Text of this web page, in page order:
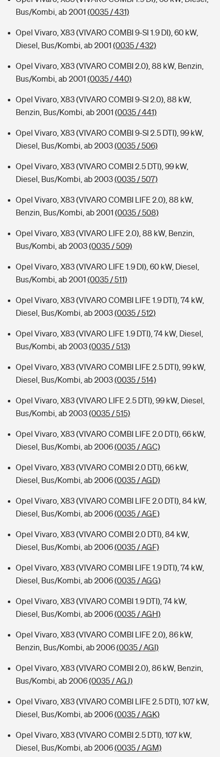
Kinderunfall-Check: Mehr Sicherheit für deine Kids
Typklassen: So ist Ihr Auto eingestuft
Sie haben Fragen?
Bus/Kombi, ab 2001 (0035 / 431)
Opel Vivaro, X83 (VIVARO COMBI 9-SI 1.9 DI), 60 kW,
Diesel, Bus/Kombi, ab 2001 (0035 / 432)
Opel Vivaro, X83 (VIVARO COMBI 2.0), 88 kW, Benzin,
Bus/Kombi, ab 2001 (0035 / 440)
Opel Vivaro, X83 (VIVARO COMBI 9-SI 2.0), 88 kW,
Benzin, Bus/Kombi, ab 2001 (0035 / 441)
Opel Vivaro, X83 (VIVARO COMBI 9-SI 2.5 DTI), 99 kW,
Diesel, Bus/Kombi, ab 2003(0035 / 506)
Opel Vivaro, X83 (VIVARO COMBI 2.5 DTI), 99 kW,
Diesel, Bus/Kombi, ab 2003(0035 / 507)
Opel Vivaro, X83 (VIVARO COMBI LIFE 2.0), 88 kW,
Benzin, Bus/Kombi, ab 2001 (0035 / 508)
Opel Vivaro, X83 (VIVARO LIFE 2.0), 88 kW, Benzin,
Bus/Kombi, ab 2003(0035 / 509)
Opel Vivaro, X83 (VIVARO LIFE 1.9 DI), 60 kW, Diesel,
Bus/Kombi, ab 2001 (0035 / 511)
Opel Vivaro, X83 (VIVARO COMBI LIFE 1.9 DTI), 74 kW,
Diesel, Bus/Kombi, ab 2003(0035 / 512)
Opel Vivaro, X83 (VIVARO LIFE 1.9 DTI), 74 kW, Diesel,
Bus/Kombi, ab 2003(0035 / 513)
Opel Vivaro, X83 (VIVARO COMBI LIFE 2.5 DTI), 99 kW,
Diesel, Bus/Kombi, ab 2003(0035 / 514)
Opel Vivaro, X83 (VIVARO LIFE 2.5 DTI), 99 kW, Diesel,
Bus/Kombi, ab 2003(0035 / 515)
Opel Vivaro, X83 (VIVARO COMBI LIFE 2.0 DTI), 66 kW,
Diesel, Bus/Kombi, ab 2006(0035 / AGC)
Opel Vivaro, X83 (VIVARO COMBI 2.0 DTI), 66 kW,
Diesel, Bus/Kombi, ab 2006(0035 / AGD)
Opel Vivaro, X83 (VIVARO COMBI LIFE 2.0 DTI), 84 kW,
Diesel, Bus/Kombi, ab 2006(0035 / AGE)
Opel Vivaro, X83 (VIVARO COMBI 2.0 DTI), 84 kW,
Diesel, Bus/Kombi, ab 2006(0035 / AGF)
Opel Vivaro, X83 (VIVARO COMBI LIFE 1.9 DTI), 74 kW,
Diesel, Bus/Kombi, ab 2006(0035 / AGG)
Opel Vivaro, X83 (VIVARO COMBI 1.9 DTI), 74 kW,
Diesel, Bus/Kombi, ab 2006(0035 / AGH)
Opel Vivaro, X83 (VIVARO COMBI LIFE 2.0), 86 kW,
Benzin, Bus/Kombi, ab 2006(0035 / AGI)
Opel Vivaro, X83 (VIVARO COMBI 2.0), 86 kW, Benzin,
Bus/Kombi, ab 2006(0035 / AGJ)
Opel Vivaro, X83 (VIVARO COMBI LIFE 2.5 DTI), 107 kW,
Diesel, Bus/Kombi, ab 2006(0035 / AGK)
Opel Vivaro, X83 (VIVARO COMBI 2.5 DTI), 107 kW,
Diesel, Bus/Kombi, ab 2006(0035 / AGM)